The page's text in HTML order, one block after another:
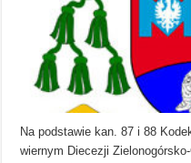
Na podstawie kan. 87 i 88
wiernym Diecezji